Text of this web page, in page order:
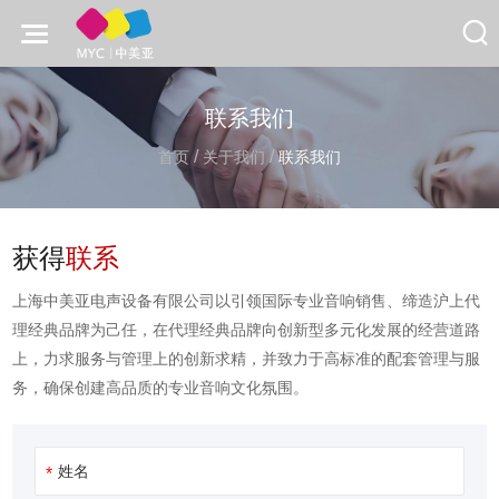
联系我们
首页/ 关于我们 /联系我们
获得联系
上海中美亚电声设备有限公司以引领国际专业音响销售、缔造沪上代
理经典品牌为己任，在代理经典品牌向创新型多元化发展的经营道路
上，力求服务与管理上的创新求精，并致力于高标准的配套管理与服
务，确保创建高品质的专业音响文化氛围。